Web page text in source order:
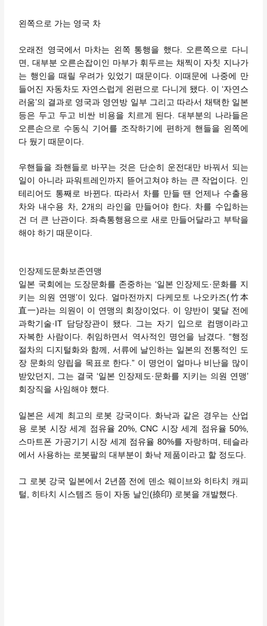
왼쪽으로 가는 영국 차
오래전 영국에서 마차는 왼쪽 통행을 했다. 오른쪽으로 다니
면, 대부분 오른손잡이인 마부가 휘두르는 채찍이 자칫 지나가
는 행인을 때릴 우려가 있었기 때문이다. 이때문에 나중에 만
들어진 자동차도 자연스럽게 왼편으로 다니게 됐다. 이 ‘자연스
러움’의 결과로 영국과 영연방 일부 그리고 따라서 채택한 일본
등은 두고 두고 비싼 비용을 치르게 된다. 대부분의 나라들은
오른손으로 수동식 기어를 조작하기에 편하게 핸들을 왼쪽에
다 뒀기 때문이다.
우핸들을 좌핸들로 바꾸는 것은 단순히 운전대만 바꿔서 되는
일이 아니라 파워트레인까지 뜯어고쳐야 하는 큰 작업이다. 인
테리어도 통째로 바뀐다. 따라서 차를 만들 땐 언제나 수출용
차와 내수용 차, 2개의 라인을 만들어야 한다. 차를 수입하는
건 더 큰 난관이다. 좌측통행용으로 새로 만들어달라고 부탁을
해야 하기 때문이다.
인장제도문화보존연맹
일본 국회에는 도장문화를 존중하는 ‘일본 인장제도·문화를 지
키는 의원 연맹’이 있다. 얼마전까지 다케모토 나오카즈(竹本
直一)라는 의원이 이 연맹의 회장이었다. 이 양반이 몇달 전에
과학기술·IT 담당장관이 됐다. 그는 자기 입으로 컴맹이라고
자복한 사람이다. 취임하면서 역사적인 명언을 남겼다. “행정
절차의 디지털화와 함께, 서류에 날인하는 일본의 전통적인 도
장 문화의 양립을 목표로 한다.” 이 명언이 얼마나 비난을 많이
받았던지, 그는 결국 ‘일본 인장제도·문화를 지키는 의원 연맹’
회장직을 사임해야 했다.
일본은 세계 최고의 로봇 강국이다. 화낙과 같은 경우는 산업
용 로봇 시장 세계 점유율 20%, CNC 시장 세계 점유율 50%,
스마트폰 가공기기 시장 세계 점유율 80%를 자랑하며, 테슬라
에서 사용하는 로봇팔의 대부분이 화낙 제품이라고 할 정도다.
그 로봇 강국 일본에서 2년쯤 전에 덴소 웨이브와 히타치 캐피
털, 히타치 시스템즈 등이 자동 날인(捺印) 로봇을 개발했다.